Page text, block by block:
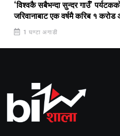
‘विश्वकै सबैभन्दा सुन्दर गाउँ’
जरिवानाबाट एक वर्षमै करिब १ करोड
1 घण्टा अगाडी